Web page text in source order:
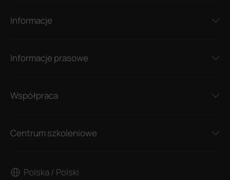
Informacje
Informacje prasowe
Współpraca
Centrum szkoleniowe
Polska / Polski